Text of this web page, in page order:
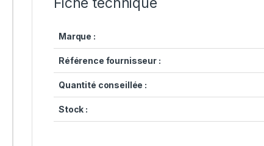
Marque :
Référence fournisseur :
Quantité conseillée :
Stock :